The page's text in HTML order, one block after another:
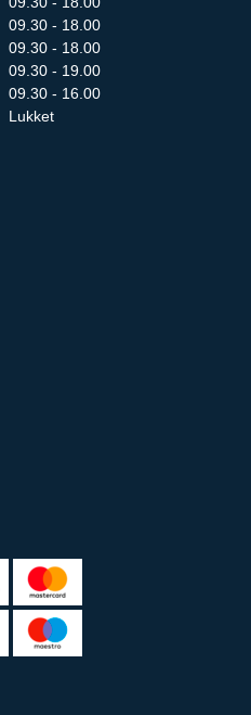
09.30 - 18.00
09.30 - 18.00
09.30 - 19.00
09.30 - 16.00
Lukket